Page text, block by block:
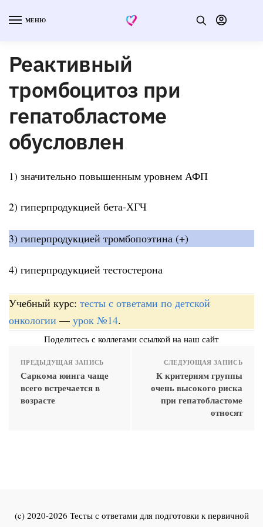
МЕНЮ
Реактивный
тромбоцитоз при
гепатобластоме
обусловлен
1) значительно повышенным уровнем АФП
2) гиперпродукцией бета-ХГЧ
3) гиперпродукцией тромбопоэтина (+)
4) гиперпродукцией тестостерона
Учебный курс: тесты с ответами по детской
онкологии — урок №14.
Поделитесь с коллегами ссылкой на наш сайт
ПРЕДЫДУЩАЯ ЗАПИСЬ
Саркома юинга чаще
всего встречается в
возрасте
СЛЕДУЮЩАЯ ЗАПИСЬ
К критериям группы
очень высокого риска
при гепатобластоме
относят
(c) 2020-2026 Тесты с ответами для подготовки к первичной